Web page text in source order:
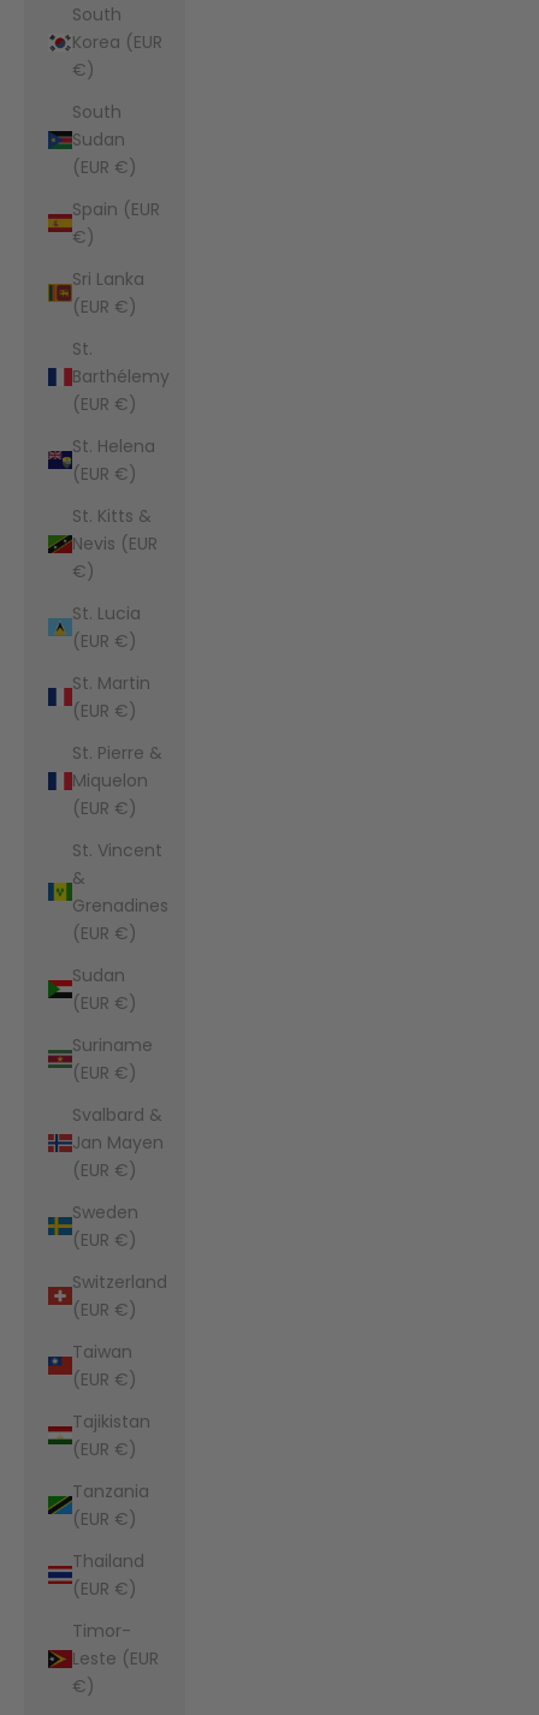
South
Korea (EUR
€)
South
Sudan
(EUR €)
Spain (EUR
€)
Sri Lanka
(EUR €)
St.
Barthélemy
(EUR €)
St. Helena
(EUR €)
St. Kitts &
Nevis (EUR
€)
St. Lucia
(EUR €)
St. Martin
(EUR €)
St. Pierre &
Miquelon
(EUR €)
St. Vincent
&
Grenadines
(EUR €)
Sudan
(EUR €)
Suriname
(EUR €)
Svalbard &
Jan Mayen
(EUR €)
Sweden
(EUR €)
Switzerland
(EUR €)
Taiwan
(EUR €)
Tajikistan
(EUR €)
Tanzania
(EUR €)
Thailand
(EUR €)
Timor-
Leste (EUR
€)